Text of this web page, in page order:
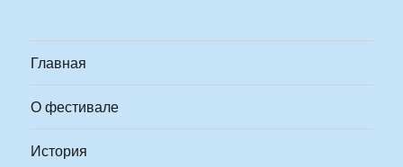
Главная
О фестивале
История